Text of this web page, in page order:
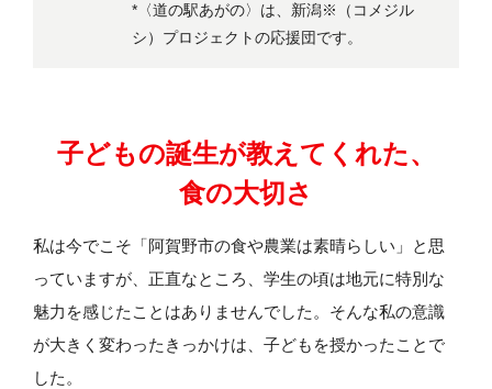
*〈道の駅あがの〉は、新潟※（コメジル
シ）プロジェクトの応援団です。
子どもの誕生が教えてくれた、
食の大切さ
私は今でこそ「阿賀野市の食や農業は素晴らしい」と思
っていますが、正直なところ、学生の頃は地元に特別な
魅力を感じたことはありませんでした。そんな私の意識
が大きく変わったきっかけは、子どもを授かったことで
した。